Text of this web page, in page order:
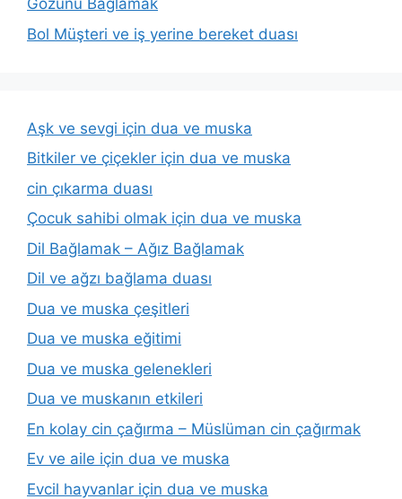
Gözünü Bağlamak
Bol Müşteri ve iş yerine bereket duası
Aşk ve sevgi için dua ve muska
Bitkiler ve çiçekler için dua ve muska
cin çıkarma duası
Çocuk sahibi olmak için dua ve muska
Dil Bağlamak – Ağız Bağlamak
Dil ve ağzı bağlama duası
Dua ve muska çeşitleri
Dua ve muska eğitimi
Dua ve muska gelenekleri
Dua ve muskanın etkileri
En kolay cin çağırma – Müslüman cin çağırmak
Ev ve aile için dua ve muska
Evcil hayvanlar için dua ve muska